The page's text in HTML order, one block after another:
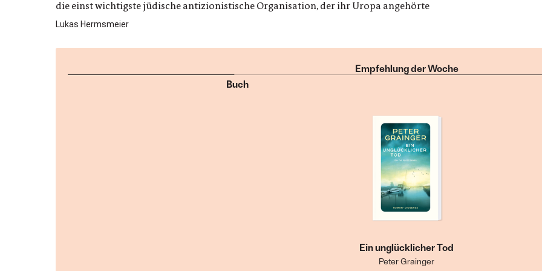
die einst wichtigste jüdische antizionistische Organisation, der ihr Uropa angehörte
Lukas Hermsmeier
Empfehlung der Woche
Buch
Ein unglücklicher Tod
Peter Grainger